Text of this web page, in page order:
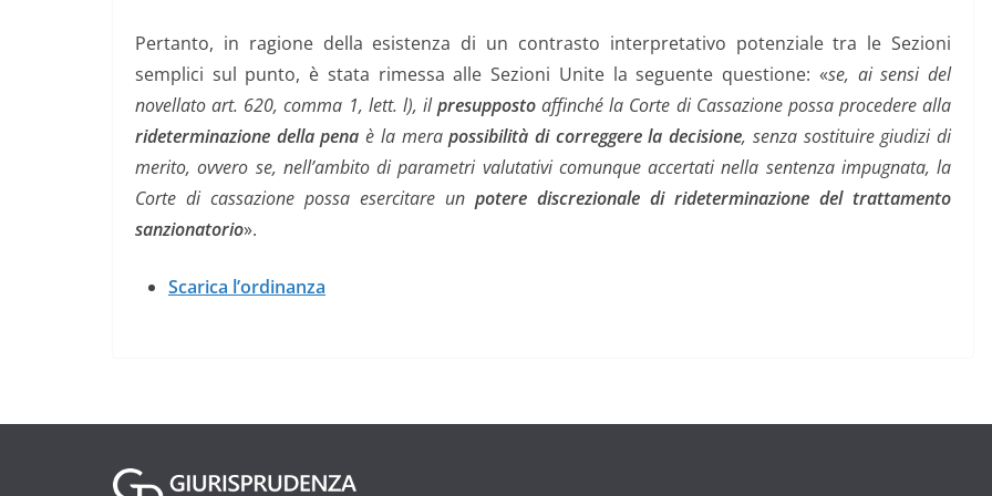
Pertanto, in ragione della esistenza di un contrasto interpretativo potenziale tra le Sezioni
semplici sul punto, è stata rimessa alle Sezioni Unite la seguente questione: «se, ai sensi del
novellato art. 620, comma 1, lett. l), ilpresupposto affinché la Corte di Cassazione possa procedere alla
rideterminazione della pena è la merapossibilità di correggere la decisione, senza sostituire giudizi di
merito, ovvero se, nell’ambito di parametri valutativi comunque accertati nella sentenza impugnata, la
Corte di cassazione possa esercitare un potere discrezionale di rideterminazione del trattamento
sanzionatorio».
Scarica l’ordinanza